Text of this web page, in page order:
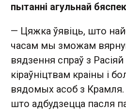
пытанні агульнай
— Цяжка ўявіць, што
часам мы зможам
вядзення спраў з
кіраўніцтвам краіны і
вядомых асоб з
што адбудзецца пасля